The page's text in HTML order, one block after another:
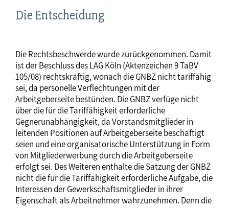
Die Entscheidung
Die Rechtsbeschwerde wurde zurückgenommen. Damit
ist der Beschluss des LAG Köln (Aktenzeichen 9 TaBV
105/08) rechtskräftig, wonach die GNBZ nicht tariffähig
sei, da personelle Verflechtungen mit der
Arbeitgeberseite bestünden. Die GNBZ verfüge nicht
über die für die Tariffähigkeit erforderliche
Gegnerunabhängigkeit, da Vorstandsmitglieder in
leitenden Positionen auf Arbeitgeberseite beschäftigt
seien und eine organisatorische Unterstützung in Form
von Mitgliederwerbung durch die Arbeitgeberseite
erfolgt sei. Des Weiteren enthalte die Satzung der GNBZ
nicht die für die Tariffähigkeit erforderliche Aufgabe, die
Interessen der Gewerkschaftsmitglieder in ihrer
Eigenschaft als Arbeitnehmer wahrzunehmen. Denn die